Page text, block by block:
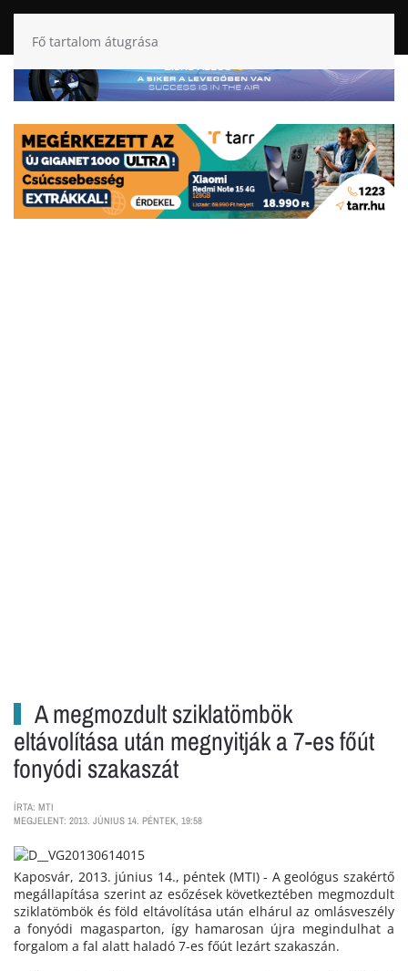
Fő tartalom átugrása
A megmozdult sziklatömbök
eltávolítása után megnyitják a 7-es főút
fonyódi szakaszát
ÍRTA: MTI
MEGJELENT: 2013. JÚNIUS 14. PÉNTEK, 19:58
Kaposvár, 2013. június 14., péntek (MTI) - A geológus szakértő
megállapítása szerint az esőzések következtében megmozdult
sziklatömbök és föld eltávolítása után elhárul az omlásveszély
a fonyódi magasparton, így hamarosan újra megindulhat a
forgalom a fal alatt haladó 7-es főút lezárt szakaszán.